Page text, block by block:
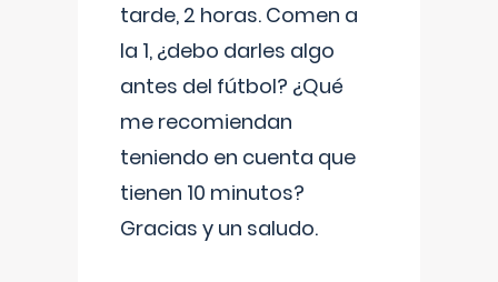
tarde, 2 horas. Comen a
la 1, ¿debo darles algo
antes del fútbol? ¿Qué
me recomiendan
teniendo en cuenta que
tienen 10 minutos?
Gracias y un saludo.